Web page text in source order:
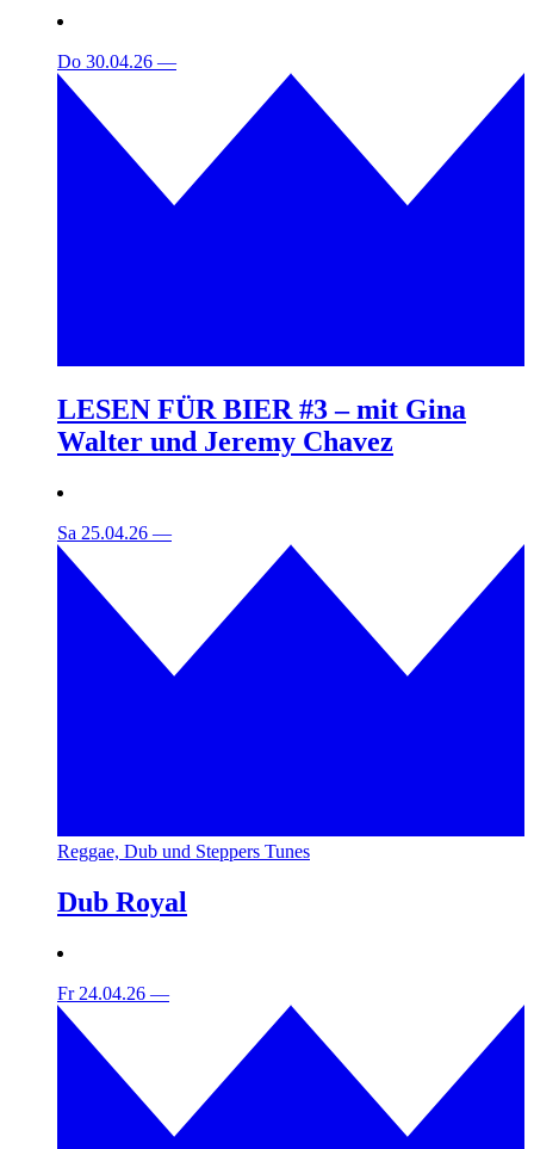
Do 30.04.26 —
LESEN FÜR BIER #3 – mit Gina
Walter und Jeremy Chavez
Sa 25.04.26 —
Reggae, Dub und Steppers Tunes
Dub Royal
Fr 24.04.26 —